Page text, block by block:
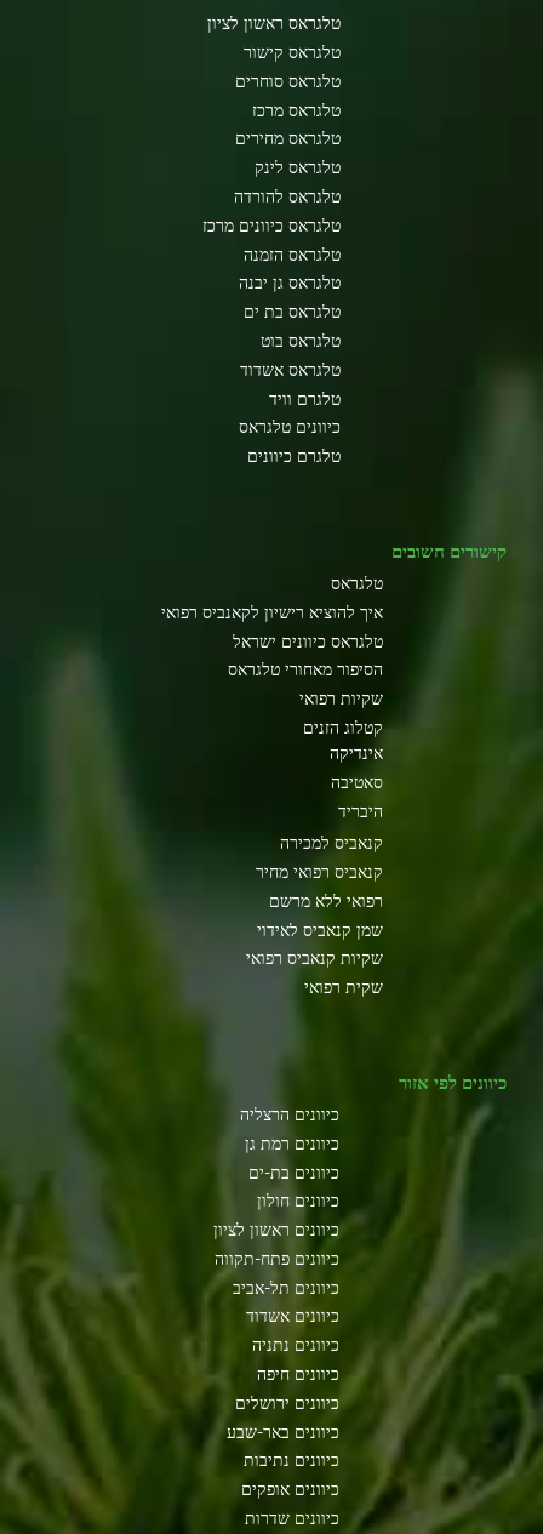
טלגראס ראשון לציון
טלגראס קישור
טלגראס סוחרים
טלגראס מרכז
טלגראס מחירים
טלגראס לינק
טלגראס להורדה
טלגראס כיוונים מרכז
טלגראס הזמנה
טלגראס גן יבנה
טלגראס בת ים
טלגראס בוט
טלגראס אשדוד
טלגרם וויד
כיוונים טלגראס
טלגרם כיוונים
קישורים חשובים
טלגראס
איך להוציא רישיון לקאנביס רפואי
טלגראס כיוונים ישראל
הסיפור מאחורי טלגראס
שקיות רפואי
קטלוג הזנים
אינדיקה
סאטיבה
היבריד
קנאביס למכירה
קנאביס רפואי מחיר
רפואי ללא מרשם
שמן קנאביס לאידוי
שקיות קנאביס רפואי
שקית רפואי
כיוונים לפי אזור
כיוונים הרצליה
כיוונים רמת גן
כיוונים בת-ים
כיוונים חולון
כיוונים ראשון לציון
כיוונים פתח-תקווה
כיוונים תל-אביב
כיוונים אשדוד
כיוונים נתניה
כיוונים חיפה
כיוונים ירושלים
כיוונים באר-שבע
כיוונים נתיבות
כיוונים אופקים
כיוונים שדרות